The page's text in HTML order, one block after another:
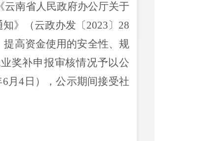
云南省人民政府办公厅关于
》（云政办发〔2023〕 28
高资金使用的安全性、规
奖补申报审核情况予以公
6月4 日），公示期间接受社